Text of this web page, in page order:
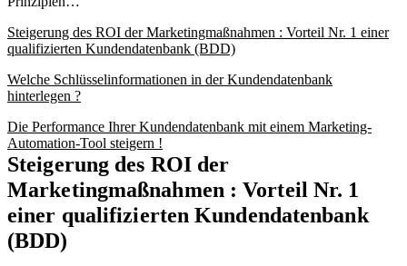
Steigerung des ROI der Marketingmaßnahmen : Vorteil Nr. 1 einer
qualifizierten Kundendatenbank (BDD)
Welche Schlüsselinformationen in der Kundendatenbank
hinterlegen ?
Die Performance Ihrer Kundendatenbank mit einem Marketing-
Automation-Tool steigern !
Steigerung des ROI der
Marketingmaßnahmen : Vorteil Nr. 1
einer qualifizierten Kundendatenbank
(BDD)